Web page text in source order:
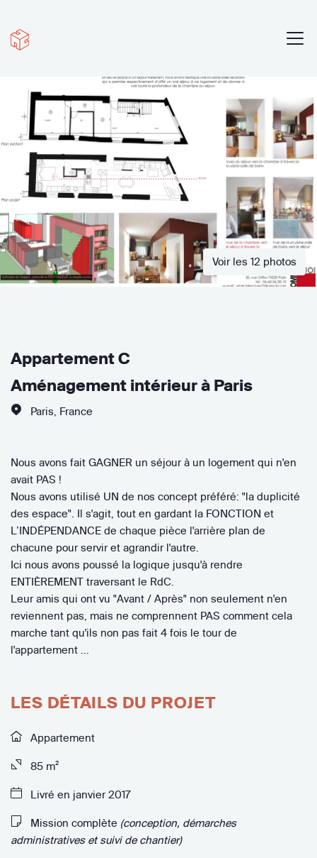
Voir les 12 photos
Appartement C
Aménagement intérieur à Paris
Paris France
Nous avons fait GAGNER un séjour à un logement qui n'en
avait PAS !
Nous avons utilisé UN de nos concept préféré: "la duplicité
des espace". Il s'agit, tout en gardant la FONCTION et
L’INDÉPENDANCE de chaque pièce l'arrière plan de
chacune pour servir et agrandir l'autre.
Ici nous avons poussé la logique jusqu'à rendre
ENTIÈREMENT traversant le RdC.
Leur amis qui ont vu "Avant / Après" non seulement n'en
reviennent pas, mais ne comprennent PAS comment cela
marche tant qu'ils non pas fait 4 fois le tour de
l'appartement ...
LES DÉTAILS DU PROJET
Appartement
85 m²
Livré en janvier 2017
Mission complète (conception, démarches
administratives et suivi de chantier)